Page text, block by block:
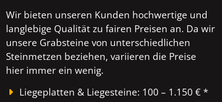
Wir bieten unseren Kunden hochwertige und
langlebige Qualität zu fairen Preisen an. Da wir
unsere Grabsteine von unterschiedlichen
Steinmetzen beziehen, variieren die Preise
hier immer ein wenig.
Liegeplatten & Liegesteine: 100 – 1.150 € *